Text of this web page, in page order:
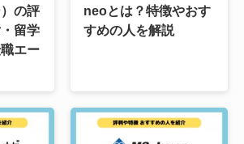
の評
留学
エー
neoとは？特徴やおす
すめの人を解説